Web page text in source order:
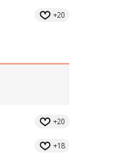
+20
+20
+18